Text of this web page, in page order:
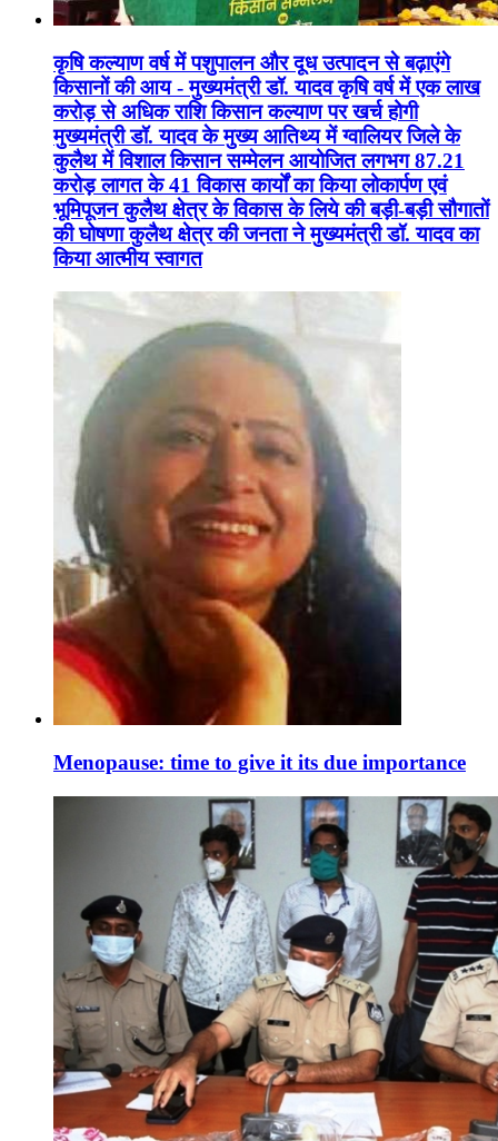
कृषि कल्याण वर्ष में पशुपालन और दूध उत्पादन से बढ़ाएंगे
किसानों की आय - मुख्यमंत्री डॉ. यादव कृषि वर्ष में एक लाख
करोड़ से अधिक राशि किसान कल्याण पर खर्च होगी
मुख्यमंत्री डॉ. यादव के मुख्य आतिथ्य में ग्वालियर जिले के
कुलैथ में विशाल किसान सम्मेलन आयोजित लगभग 87.21
करोड़ लागत के 41 विकास कार्यों का किया लोकार्पण एवं
भूमिपूजन कुलैथ क्षेत्र के विकास के लिये की बड़ी-बड़ी सौगातों
की घोषणा कुलैथ क्षेत्र की जनता ने मुख्यमंत्री डॉ. यादव का
किया आत्मीय स्वागत
Menopause: time to give it its due importance